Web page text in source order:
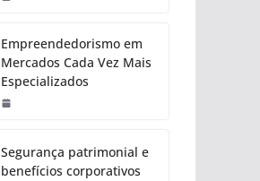
Empreendedorismo em
Mercados Cada Vez Mais
Especializados
Segurança patrimonial e
benefícios corporativos